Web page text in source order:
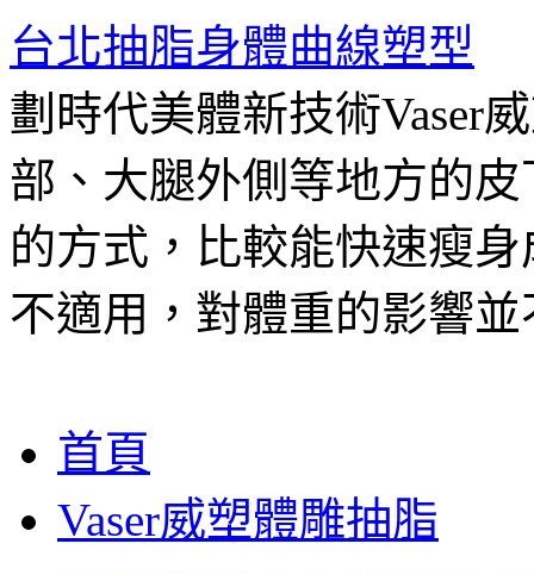
台北抽脂身體曲線塑型
劃時代美體新技術Vaser
部、大腿外側等地方的
的方式，比較能快速瘦
不適用，對體重的影響
至
要
首頁
Vaser威塑體雕抽脂